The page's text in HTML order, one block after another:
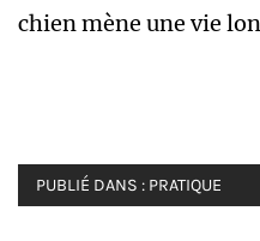
chien mène une vie
PUBLIÉ DANS : PRATIQUE